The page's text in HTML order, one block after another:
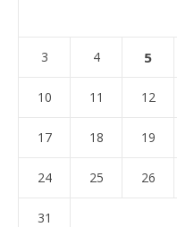
3 4 5
10 11 12
17 18 19
24 25 26
31